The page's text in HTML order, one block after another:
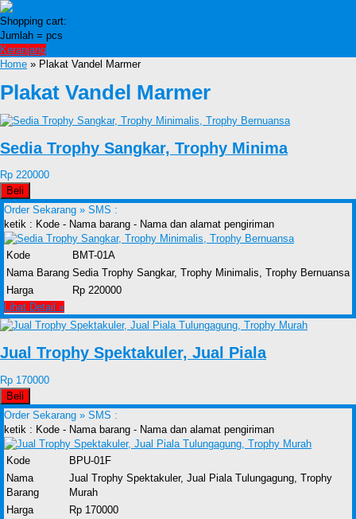
Shopping cart:
Jumlah = pcs
Keranjang
Home » Plakat Vandel Marmer
Plakat Vandel Marmer
Sedia Trophy Sangkar, Trophy Minima
Rp 220000
Beli
Order Sekarang » SMS :
ketik : Kode - Nama barang - Nama dan alamat pengiriman
Kode
BMT-01A
Nama Barang Sedia Trophy Sangkar, Trophy Minimalis, Trophy Bernuansa
Harga
Rp 220000
Lihat Detail »
Jual Trophy Spektakuler, Jual Piala
Rp 170000
Beli
Order Sekarang » SMS :
ketik : Kode - Nama barang - Nama dan alamat pengiriman
Kode
BPU-01F
Nama
Barang
Jual Trophy Spektakuler, Jual Piala Tulungagung, Trophy
Murah
Harga
Rp 170000